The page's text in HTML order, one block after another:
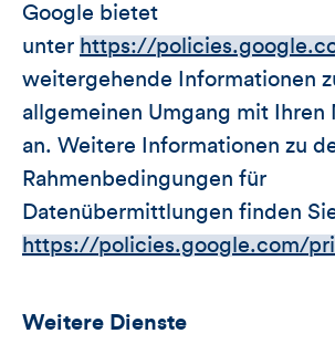
Google bietet
unter https://
weitergehende Informationen
allgemeinen Umgang mit Ihren
an. Weitere Informationen zu
Rahmenbedingungen für
Datenübermittlungen finden
https://policies.google.com/
Weitere Dienste